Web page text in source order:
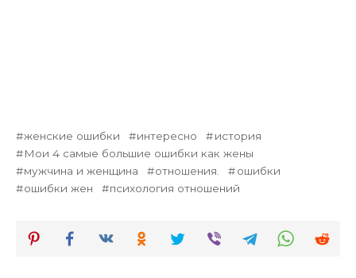
женские ошибки интересно
история
Мои 4 самые большие ошибки как жены
мужчина и женщина
отношения.
ошибки
ошибки жен
психология отношений